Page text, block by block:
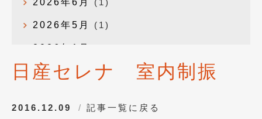
2026年6月 (1)
2026年5月 (1)
2026年1月
2025年12月(3)
日産セレナ 室内制振
2016.12.09 記事一覧に戻る